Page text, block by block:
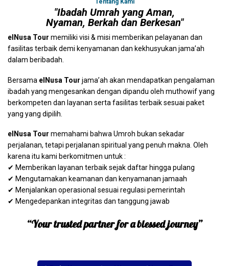
Tentang Kami
"Ibadah Umrah yang Aman,
Nyaman, Berkah dan Berkesan"
elNusa Tour memiliki visi & misi memberikan pelayanan dan
fasilitas terbaik demi kenyamanan dan kekhusyukan jama’ah
dalam beribadah.
Bersama elNusa Tour jama’ah akan mendapatkan pengalaman
ibadah yang mengesankan dengan dipandu oleh muthowif yang
berkompeten dan layanan serta fasilitas terbaik sesuai paket
yang yang dipilih.
elNusa Tour memahami bahwa Umroh bukan sekadar
perjalanan, tetapi perjalanan spiritual yang penuh makna. Oleh
karena itu kami berkomitmen untuk :
✔ Memberikan layanan terbaik sejak daftar hingga pulang
✔ Mengutamakan keamanan dan kenyamanan jamaah
✔ Menjalankan operasional sesuai regulasi pemerintah
✔ Mengedepankan integritas dan tanggung jawab
“Your trusted partner for a blessed journey”